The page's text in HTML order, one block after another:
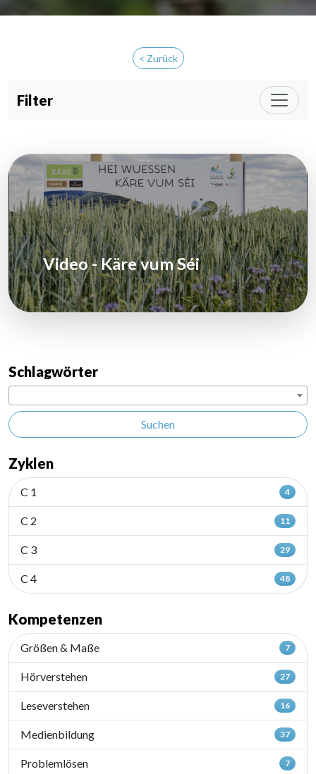
< Zurück
Filter
Schlagwörter
Suchen
Zyklen
C 1 4
C 2 11
C 3 29
C 4 48
Kompetenzen
Größen & Maße 7
Hörverstehen 27
Leseverstehen 16
Medienbildung 37
Problemlösen 7
Video - Käre vum Séi